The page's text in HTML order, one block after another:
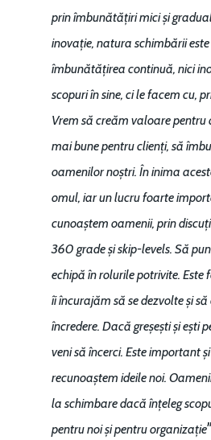
prin îmbunătățiri mici și
inovație, natura schimbării
îmbunătățirea continuă, nici
scopuri în sine, ci le facem cu,
Vrem să creăm valoare pentru
mai bune pentru clienți, să
oamenilor noștri. În inima
omul, iar un lucru foarte
cunoaștem oamenii, prin
360 grade și skip-levels. Să
echipă în rolurile potrivite.
îi încurajăm să se dezvolte și
încredere. Dacă greșești și ești
veni să încerci. Este important
recunoaștem ideile noi.
la schimbare dacă înțeleg
pentru noi și pentru organizație